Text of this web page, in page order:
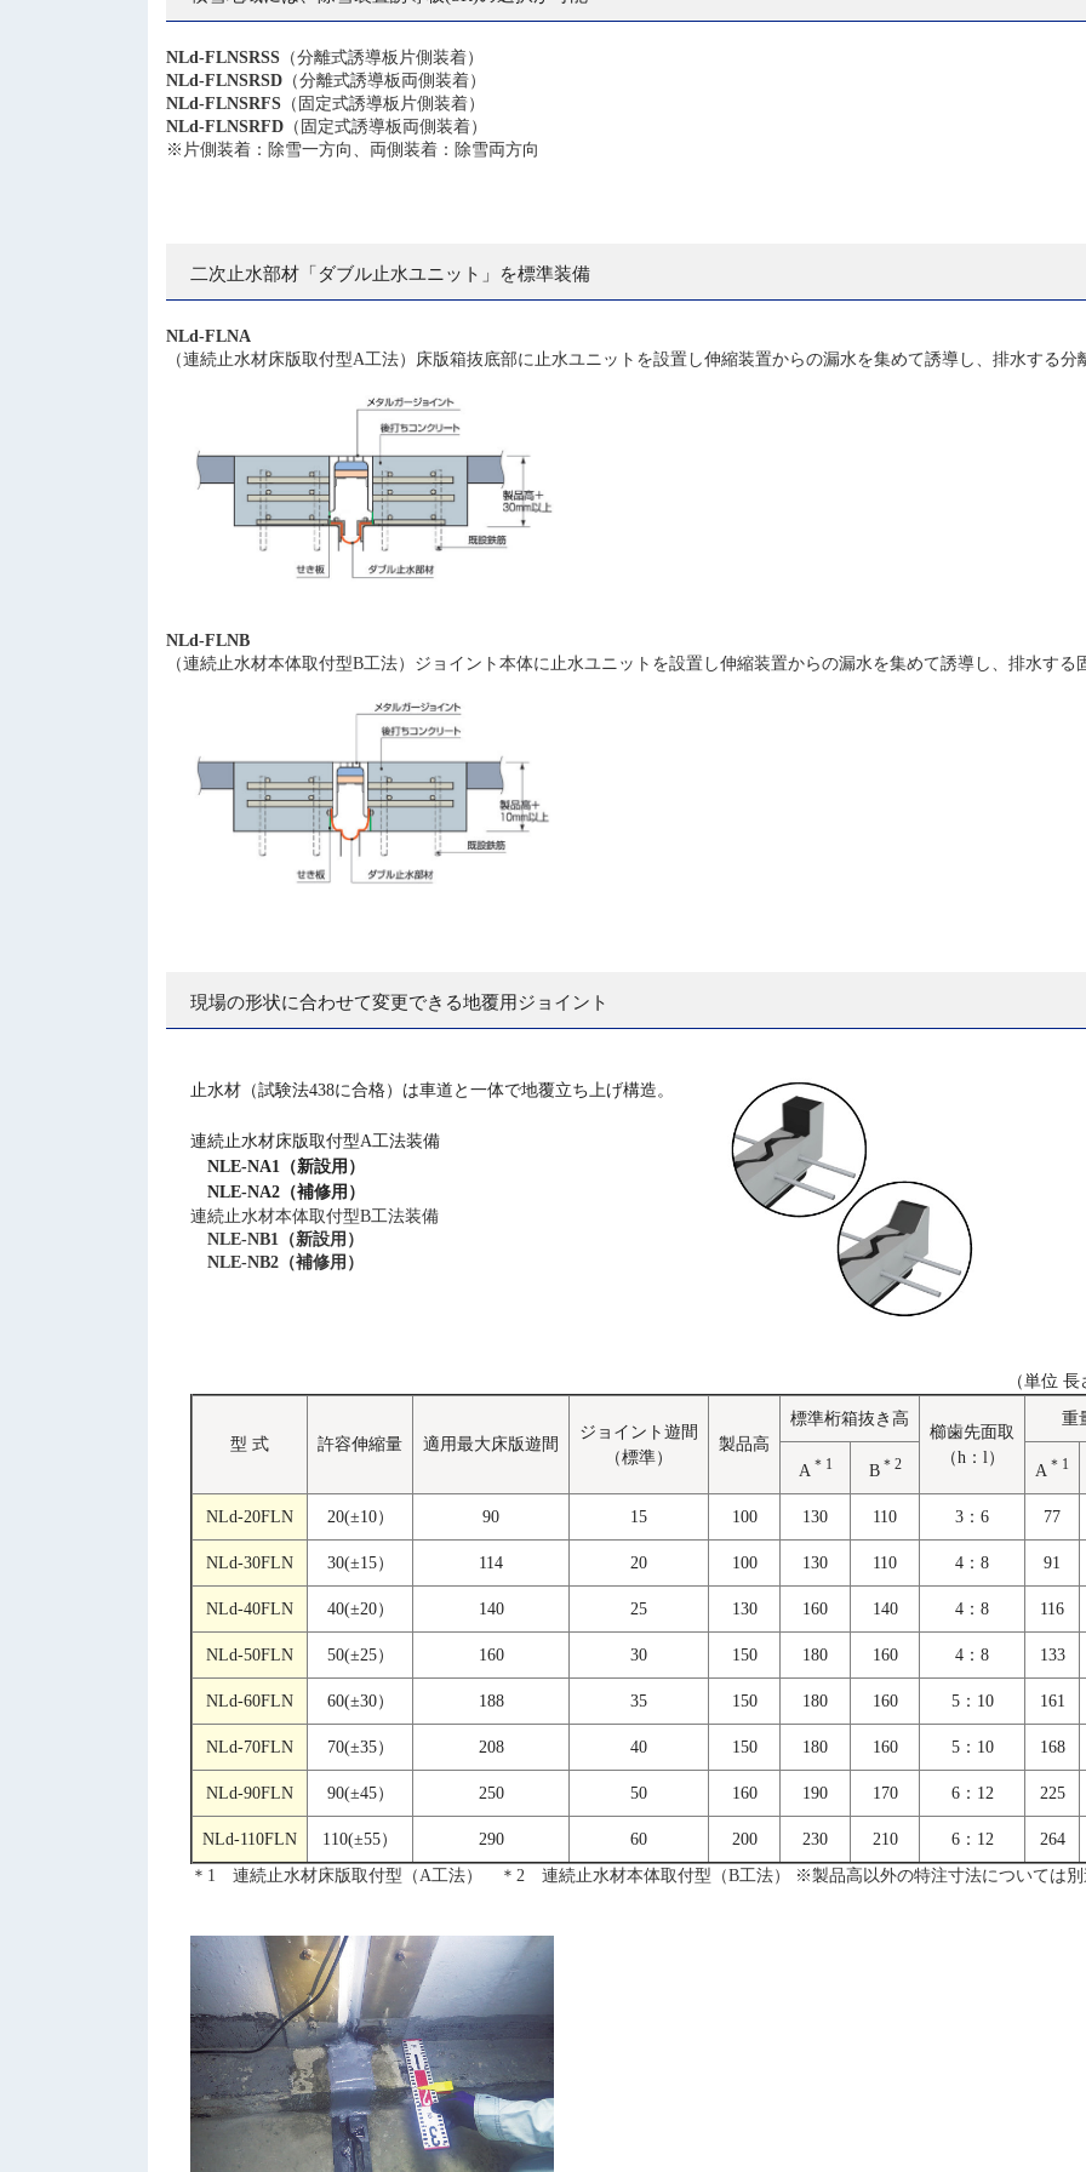
NLd-FLNSRSS （分離式誘導板片側装着）
NLd-FLNSRSD （分離式誘導板両側装着）
NLd-FLNSRFS （固定式誘導板片側装着）
NLd-FLNSRFD （固定式誘導板両側装着）
※片側装着：除雪一方向、両側装着：除雪両方向
二次止水部材「ダブル止水ユニット」を標準装備
NLd-FLNA
（連続止水材床版取付型A工法）床版箱抜底部に止水ユニットを設置し伸縮装置からの漏水を集めて誘導し、排水する分
NLd-FLNB
（連続止水材本体取付型B工法）ジョイント本体に止水ユニットを設置し伸縮装置からの漏水を集めて誘導し、排水する
現場の形状に合わせて変更できる地覆用ジョイント
止水材（試験法438に合格）は車道と一体で地覆立ち上げ構造。
連続止水材床版取付型A工法装備
NLE-NA1（新設用）
NLE-NA2（補修用）
連続止水材本体取付型B工法装備
NLE-NB1（新設用）
NLE-NB2（補修用）
（単位
型 式 許容伸縮量 適用最大床版遊間
ジョイント遊間
（標準）
製品高
標準桁箱抜き高
櫛歯先面取
（h：l）
重
A ＊1 B ＊2 A ＊1
NLd-20FLN 20(±10） 90 15 100 130 110 3：6 77
NLd-30FLN 30(±15） 114 20 100 130 110 4：8 91
NLd-40FLN 40(±20） 140 25 130 160 140 4：8 116
NLd-50FLN 50(±25） 160 30 150 180 160 4：8 133
NLd-60FLN 60(±30） 188 35 150 180 160 5：10 161
NLd-70FLN 70(±35） 208 40 150 180 160 5：10 168
NLd-90FLN 90(±45） 250 50 160 190 170 6：12 225
NLd-110FLN 110(±55） 290 60 200 230 210 6：12 264
＊1 連続止水材床版取付型（A工法） ＊2 連続止水材本体取付型（B工法） ※製品高以外の特注寸法については別